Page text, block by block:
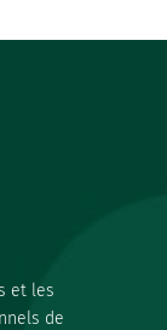
et les
de